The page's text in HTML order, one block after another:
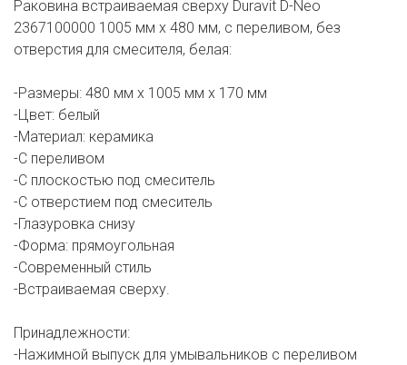
Раковина встраиваемая сверху Duravit D-Neo
2367100000 1005 мм х 480 мм, с переливом, без
отверстия для смесителя, белая:
-Размеры: 480 мм х 1005 мм х 170 мм
-Цвет: белый
-Материал: керамика
-С переливом
-С плоскостью под смеситель
-С отверстием под смеситель
-Глазуровка снизу
-Форма: прямоугольная
-Современный стиль
-Встраиваемая сверху.
Принадлежности:
-Нажимной выпуск для умывальников с переливом